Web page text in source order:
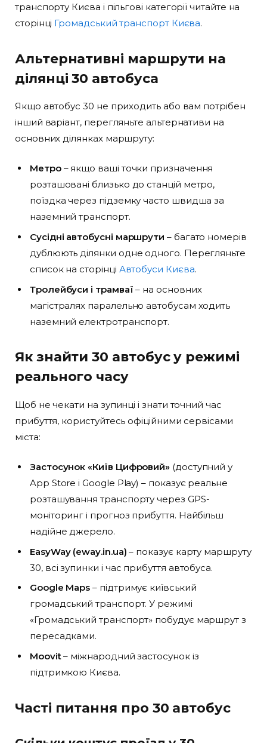
транспорту Києва і пільгові категорії читайте на
сторінці Громадський транспорт Києва.
Альтернативні маршрути на
ділянці 30 автобуса
Якщо автобус 30 не приходить або вам потрібен
інший варіант, перегляньте альтернативи на
основних ділянках маршруту:
Метро– якщо ваші точки призначення
розташовані близько до станцій метро,
поїздка через підземку часто швидша за
наземний транспорт.
Сусідні автобусні маршрути – багато номерів
дублюють ділянки одне одного. Перегляньте
список на сторінці Автобуси Києва.
Тролейбуси і трамваї – на основних
магістралях паралельно автобусам ходить
наземний електротранспорт.
Як знайти 30 автобус у режимі
реального часу
Щоб не чекати на зупинці і знати точний час
прибуття, користуйтесь офіційними сервісами
міста:
Застосунок «Київ Цифровий» (доступний у
App Store і Google Play) – показує реальне
розташування транспорту через GPS-
моніторинг і прогноз прибуття. Найбільш
надійне джерело.
EasyWay (eway.in.ua) – показує карту маршруту
30, всі зупинки і час прибуття автобуса.
Google Maps – підтримує київський
громадський транспорт. У режимі
«Громадський транспорт» побудує маршрут з
пересадками.
Moovit– міжнародний застосунок із
підтримкою Києва.
Часті питання про 30 автобус